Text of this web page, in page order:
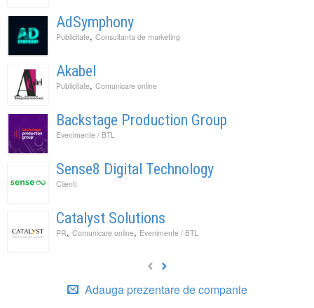
AdSymphony
Publicitate, Consultanta de marketing
Akabel
Publicitate, Comunicare online
Backstage Production Group
Evenimente / BTL
Sense8 Digital Technology
Clienti
Catalyst Solutions
PR, Comunicare online, Evenimente / BTL
Adauga prezentare de companie